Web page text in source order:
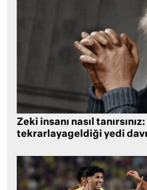
Zeki insanı nasıl
tekrarlayageldiği yedi